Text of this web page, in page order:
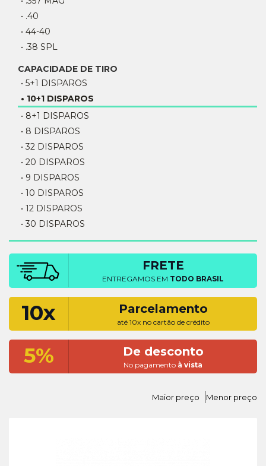
• .40
• 44-40
• .38 SPL
CAPACIDADE DE TIRO
• 5+1 DISPAROS
• 10+1 DISPAROS
• 8+1 DISPAROS
• 8 DISPAROS
• 32 DISPAROS
• 20 DISPAROS
• 9 DISPAROS
• 10 DISPAROS
• 12 DISPAROS
• 30 DISPAROS
FRETE
ENTREGAMOS EM TODO BRASIL
10x Parcelamento
até 10x no cartão de crédito
5% De desconto
No pagamento à vista
Maior preço Menor preço